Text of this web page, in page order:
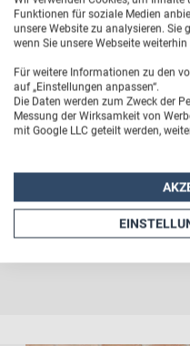
Aber natürlich sind auch
"unrunde" Geburtstage
UnsereSchilder drucken
individuellen Wunschtext
Ihnen auch exklusive
zu bestellen.
Schilderbereich lohnt
Funktionen für soziale Medien
unsere Website zu analysieren. Sie
wenn Sie unsere Webseite weiterhin
Für weitere Informationen zu den
auf „Einstellungen anpassen“.
Die Daten werden zum Zweck der
Messung der Wirksamkeit von
mit Google LLC geteilt werden,